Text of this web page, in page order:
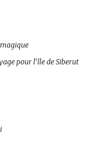
pour l’île de Siberut